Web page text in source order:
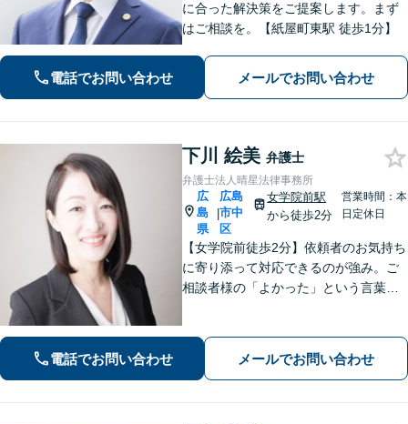
に合った解決策をご提案します。まず
はご相談を。【紙屋町東駅 徒歩1分】
電話でお問い合わせ メールでお問い合わせ
下川 絵美 弁護士
弁護士法人晴星法律事務所
広
島
県
|
広島
市中
区
女学院前駅
から徒歩2分
営業時間：本
日定休日
【女学院前徒歩2分】依頼者のお気持ち
に寄り添って対応できるのが強み。ご
相談者様の「よかった」という言葉の
償金を増額、ご相談ください。【会社
での勤務経験あり】
電話でお問い合わせ メールでお問い合わせ